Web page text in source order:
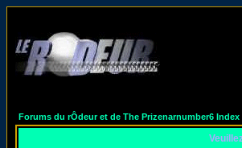
Forums du rÔdeur et de The Prizenarnumber6